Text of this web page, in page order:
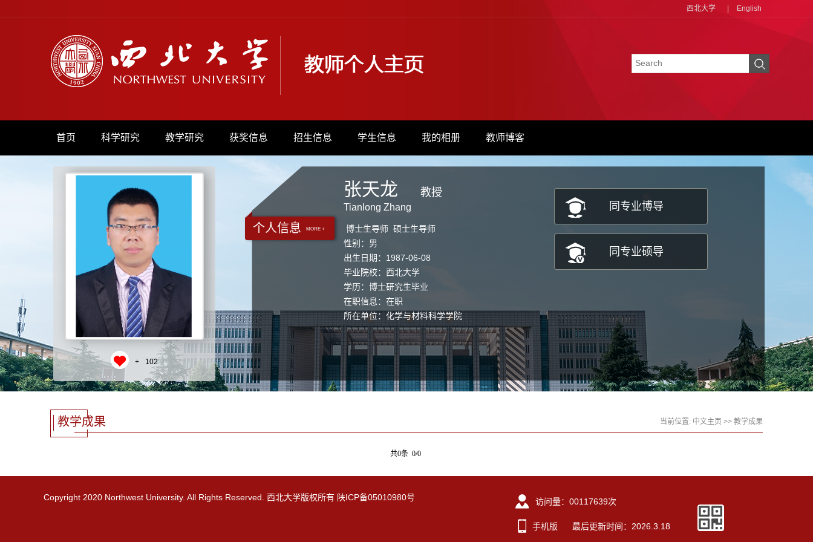
西北大学 English
首页 科学研究 教学研究 获奖信息 招生信息 学生信息 我的相册 教师博客
+ 102
个人信息 MORE +
张天龙
Tianlong Zhang
教授
博士生导师 硕士生导师
性别：男
出生日期：1987-06-08
毕业院校：西北大学
学历：博士研究生毕业
在职信息：在职
所在单位：化学与材料科学学院
同专业博导
同专业硕导
教学成果 当前位置: 中文主页 >> 教学成果
共0条 0/0
Copyright 2020 Northwest University. All Rights Reserved. 西北大学版权所有 陕ICP备05010980号 访问量： 00117639次
手机版 最后更新时间： 2026 3 18